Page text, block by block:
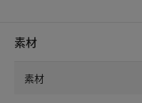
素材
素材